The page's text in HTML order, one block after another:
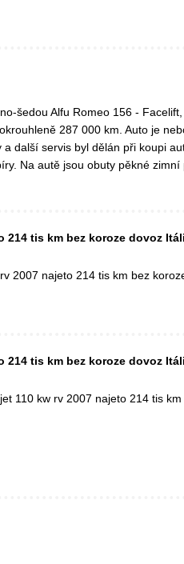
šedou Alfu Romeo 156 - Facelift,
287 000 km. Auto je
a další servis byl dělán při koupi
Na autě jsou obuty pěkné zimní
214 tis km bez koroze dovoz
2007 najeto 214 tis km bez
214 tis km bez koroze dovoz
110 kw rv 2007 najeto 214 tis